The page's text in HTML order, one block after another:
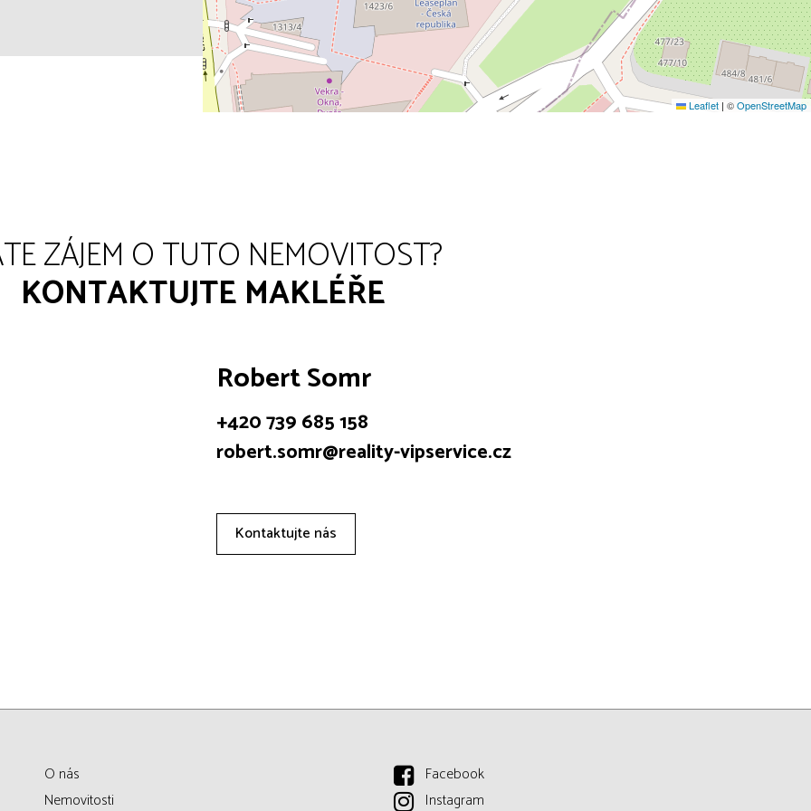
Leaflet | ©OpenStreetMap
ZÁJEM O TUTO NEMOVITOST?
KONTAKTUJTE MAKLÉŘE
Robert Somr
+420 739 685 158
robert.somr@reality-vipservice.cz
Kontaktujte nás
O nás
Nemovitosti
Facebook
Instagram